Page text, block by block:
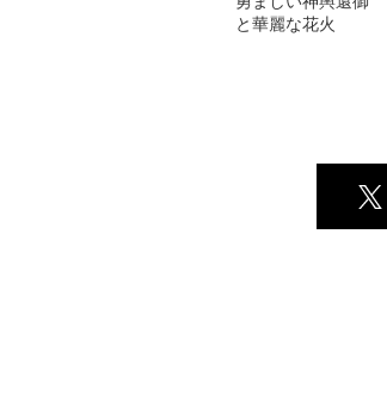
と華麗な花火